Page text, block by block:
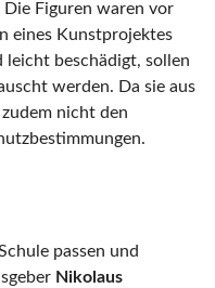
Die Figuren waren vor
eines Kunstprojektes
beschädigt, sollen
werden. Da sie aus
zudem nicht den
passen und
Nikolaus